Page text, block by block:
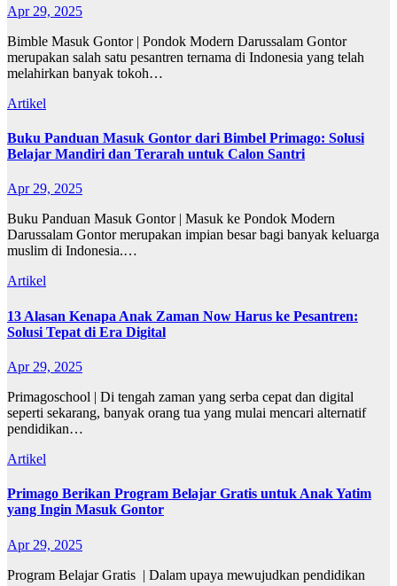
Apr 29, 2025
Bimble Masuk Gontor | Pondok Modern Darussalam Gontor
merupakan salah satu pesantren ternama di Indonesia yang telah
melahirkan banyak tokoh…
Artikel
Buku Panduan Masuk Gontor dari Bimbel Primago: Solusi
Belajar Mandiri dan Terarah untuk Calon Santri
Apr 29, 2025
Buku Panduan Masuk Gontor | Masuk ke Pondok Modern
Darussalam Gontor merupakan impian besar bagi banyak keluarga
muslim di Indonesia.…
Artikel
13 Alasan Kenapa Anak Zaman Now Harus ke Pesantren:
Solusi Tepat di Era Digital
Apr 29, 2025
Primagoschool | Di tengah zaman yang serba cepat dan digital
seperti sekarang, banyak orang tua yang mulai mencari alternatif
pendidikan…
Artikel
Primago Berikan Program Belajar Gratis untuk Anak Yatim
yang Ingin Masuk Gontor
Apr 29, 2025
Program Belajar Gratis | Dalam upaya mewujudkan pendidikan